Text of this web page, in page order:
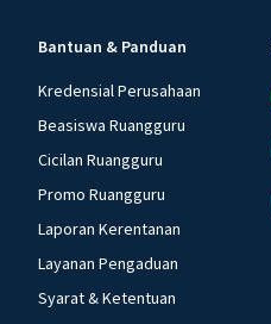
Bantuan & Panduan
Kredensial Perusahaan
Beasiswa Ruangguru
Cicilan Ruangguru
Promo Ruangguru
Laporan Kerentanan
Layanan Pengaduan
Syarat & Ketentuan